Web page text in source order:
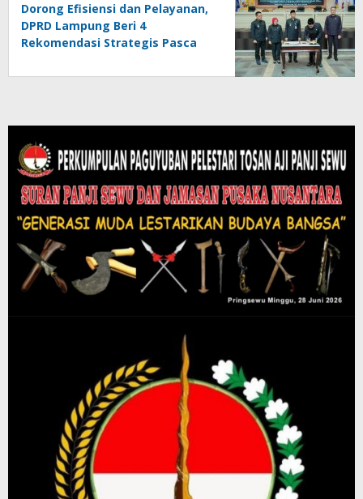
Dorong Efisiensi dan Pelayanan,
DPRD Lampung Beri 4
Rekomendasi Strategis Pasca